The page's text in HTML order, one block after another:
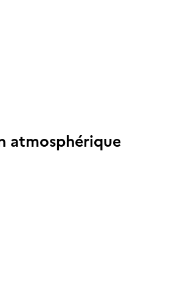
atmosphérique